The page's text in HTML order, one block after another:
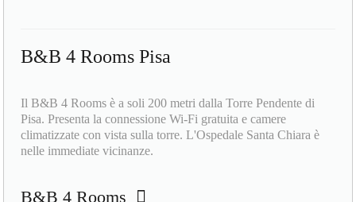
B&B 4 Rooms Pisa
Il B&B 4 Rooms è a soli 200 metri dalla Torre Pendente di
Pisa. Presenta la connessione Wi-Fi gratuita e camere
climatizzate con vista sulla torre. L'Ospedale Santa Chiara è
nelle immediate vicinanze.
B&B 4 Rooms